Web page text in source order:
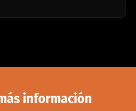
información